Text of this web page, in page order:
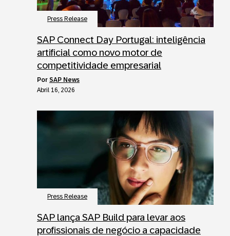
Press Release
SAP Connect Day Portugal: inteligência
artificial como novo motor de
competitividade empresarial
por SAP News
Abril 16, 2026
Press Release
SAP lança SAP Build para levar aos
profissionais de negócio a capacidade